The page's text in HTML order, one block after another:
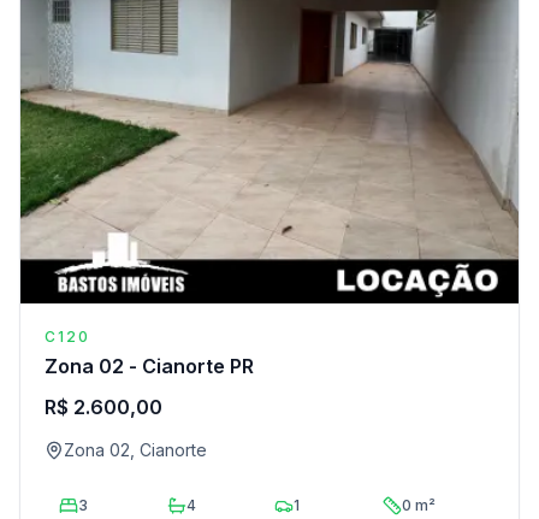
C120
Zona 02 - Cianorte PR
R$ 2.600,00
Zona 02, Cianorte
3 4 1 0 m²